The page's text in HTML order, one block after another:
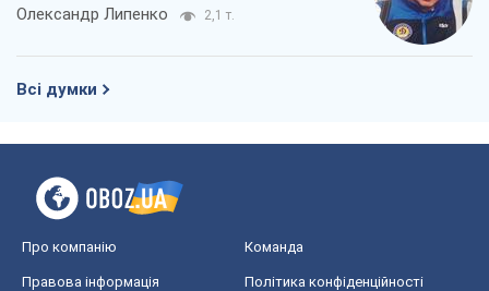
Олександр Липенко 2,1 т.
Всі думки
Про компанію Команда
Правова інформація Політика конфіденційності